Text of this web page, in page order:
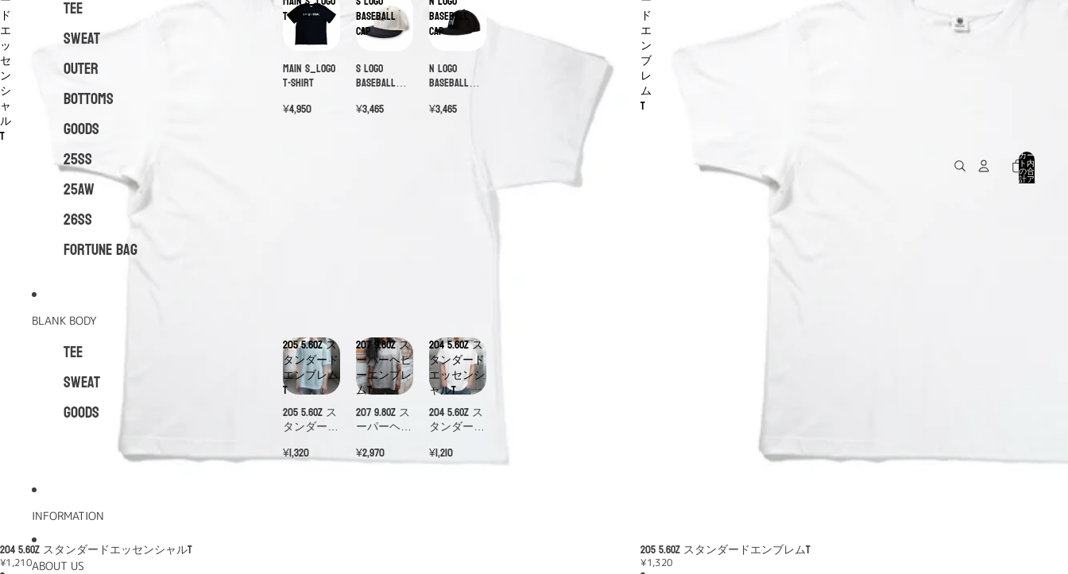
TEE
SWEAT
OUTER
BOTTOMS
GOODS
25SS
25AW
26SS
FORTUNE BAG
T-shirt
MAIN S_LOGO
T-shirt
¥4,950
Baseball
Cap
S Logo
Baseball
¥3,465
Baseball
Cap
N Logo
Baseball
¥3,465
BLANK BODY
TEE
SWEAT
GOODS
205 5.6oz ス
タンダード
エンブレム
T
205 5.6oz ス
タンダード
T
¥1,320
207 9.8oz ス
ーパーヘビ
ーエンブレ
ムT
207 9.8oz ス
ーパーヘビ
ムT
¥2,970
204 5.6oz ス
タンダード
エッセンシ
ャルT
204 5.6oz ス
タンダード
ャルT
¥1,210
INFORMATION
ABOUT US
カー
ト内
の合
計ア
イテ
ド
エ
ッ
セ
ン
シ
ャ
ル
T
204 5.6oz スタンダードエッセンシャルT
¥1,210
ド
エ
ン
ブ
レ
ム
T
205 5.6oz スタンダードエンブレムT
¥1,320